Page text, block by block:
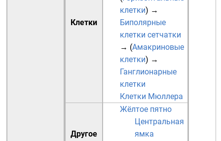
Клетки
клетки) →
Биполярные
клетки сетчатки
→ (Амакриновые
клетки) →
Ганглионарные
клетки
Клетки Мюллера
Другое
Жёлтое пятно
Центральная
ямка